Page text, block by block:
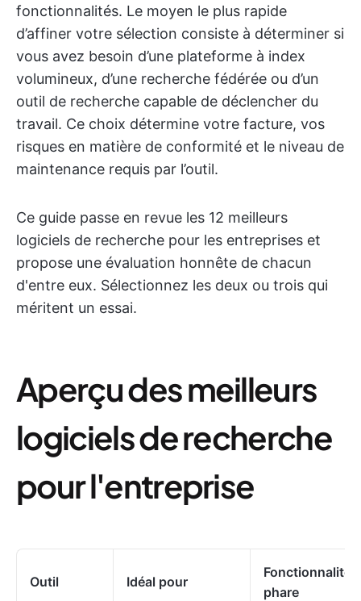
fonctionnalités. Le moyen le plus rapide
d’affiner votre sélection consiste à déterminer si
vous avez besoin d’une plateforme à index
volumineux, d’une recherche fédérée ou d’un
outil de recherche capable de déclencher du
travail. Ce choix détermine votre facture, vos
risques en matière de conformité et le niveau de
maintenance requis par l’outil.
Ce guide passe en revue les 12 meilleurs
logiciels de recherche pour les entreprises et
propose une évaluation honnête de chacun
d'entre eux. Sélectionnez les deux ou trois qui
méritent un essai.
Aperçu des meilleurs
logiciels de recherche
pour l'entreprise
Outil Idéal pour
Fonctionnalité
phare